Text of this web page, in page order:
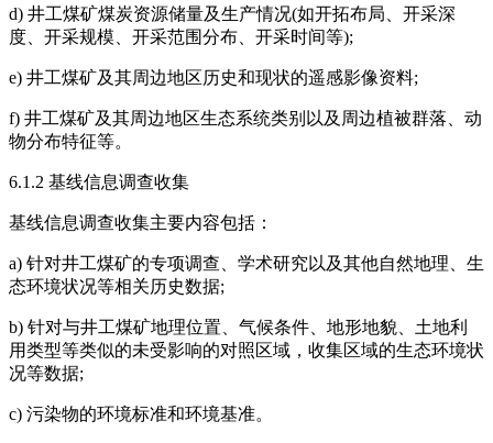
d) 井工煤矿煤炭资源储量及生产情况(如开拓布局、开采深
度、开采规模、开采范围分布、开采时间等);
e) 井工煤矿及其周边地区历史和现状的遥感影像资料;
f) 井工煤矿及其周边地区生态系统类别以及周边植被群落、动
物分布特征等。
6.1.2 基线信息调查收集
基线信息调查收集主要内容包括：
a) 针对井工煤矿的专项调查、学术研究以及其他自然地理、生
态环境状况等相关历史数据;
b) 针对与井工煤矿地理位置、气候条件、地形地貌、土地利
用类型等类似的未受影响的对照区域，收集区域的生态环境状
况等数据;
c) 污染物的环境标准和环境基准。